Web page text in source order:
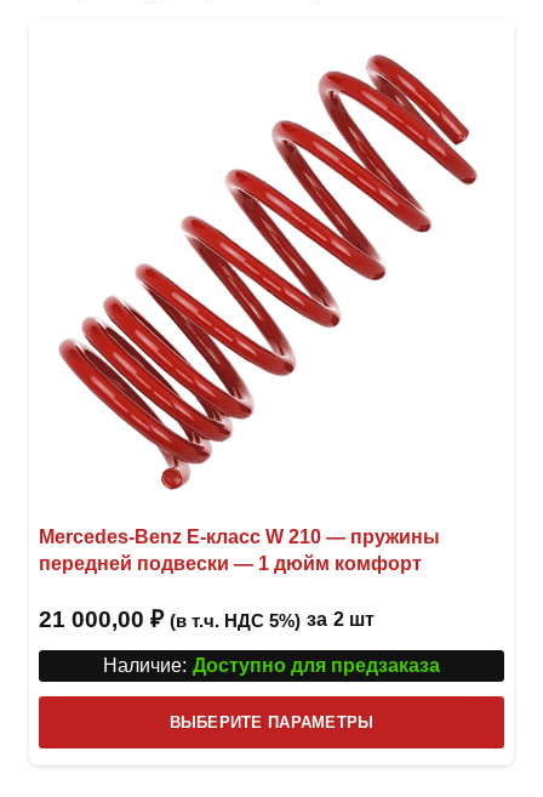
Mercedes-Benz Е-класс W 210 — пружины
передней подвески — 1 дюйм комфорт
21 000,00 ₽ (в т.ч. НДС 5%) за 2 шт
Наличие: Доступно для предзаказа
ВЫБЕРИТЕ ПАРАМЕТРЫ
товар